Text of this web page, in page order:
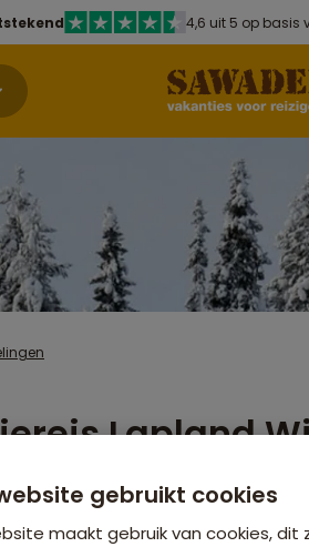
4,6 uit 5 op basis
Lapland
2.329 p.p.
€18,25 p.p. op basis van 4 personen
gebruikt cookies
maakt gebruik van cookies, dit